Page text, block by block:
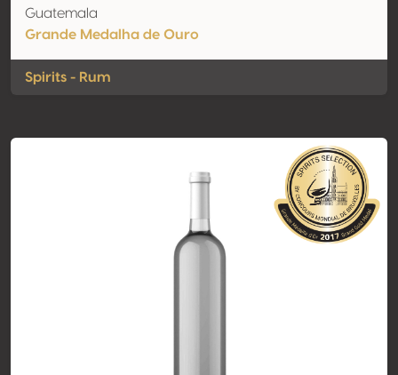
Guatemala
Grande Medalha de Ouro
Spirits - Rum